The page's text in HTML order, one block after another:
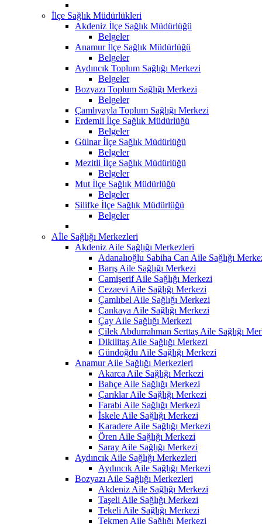
İlçe Sağlık Müdürlükleri
Akdeniz İlçe Sağlık Müdürlüğü
Belgeler
Anamur İlçe Sağlık Müdürlüğü
Belgeler
Aydıncık Toplum Sağlığı Merkezi
Belgeler
Bozyazı Toplum Sağlığı Merkezi
Belgeler
Çamlıyayla Toplum Sağlığı Merkezi
Erdemli İlçe Sağlık Müdürlüğü
Belgeler
Gülnar İlçe Sağlık Müdürlüğü
Belgeler
Mezitli İlçe Sağlık Müdürlüğü
Belgeler
Mut İlçe Sağlık Müdürlüğü
Belgeler
Silifke İlçe Sağlık Müdürlüğü
Belgeler
Aİle Sağlığı Merkezleri
Akdeniz Aile Sağlığı Merkezleri
Adanalıoğlu Sabiha Can Aile Sağlığı
Barış Aile Sağlığı Merkezi
Camişerif Aile Sağlığı Merkezi
Cezaevi Aile Sağlığı Merkezi
Çamlıbel Aile Sağlığı Merkezi
Çankaya Aile Sağlığı Merkezi
Çay Aile Sağlığı Merkezi
Çilek Abdurrahman Serttaş Aile Sağlığı
Dikilitaş Aile Sağlığı Merkezi
Gündoğdu Aile Sağlığı Merkezi
Anamur Aile Sağlığı Merkezleri
Akarca Aile Sağlığı Merkezi
Bahçe Aile Sağlığı Merkezi
Çarıklar Aile Sağlığı Merkezi
Farabi Aile Sağlığı Merkezi
İskele Aile Sağlığı Merkezi
Karadere Aile Sağlığı Merkezi
Ören Aile Sağlığı Merkezi
Saray Aile Sağlığı Merkezi
Aydıncık Aile Sağlığı Merkezleri
Aydıncık Aile Sağlığı Merkezi
Bozyazı Aile Sağlığı Merkezleri
Akdeniz Aile Sağlığı Merkezi
Taşeli Aile Sağlığı Merkezi
Tekeli Aile Sağlığı Merkezi
Tekmen Aile Sağlığı Merkezi